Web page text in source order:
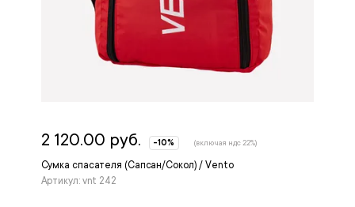
Сумка спасателя (Сапсан/Сокол) / Vento
Артикул: vnt 242
2 120.00 руб. -10% (включая ндс 22%)